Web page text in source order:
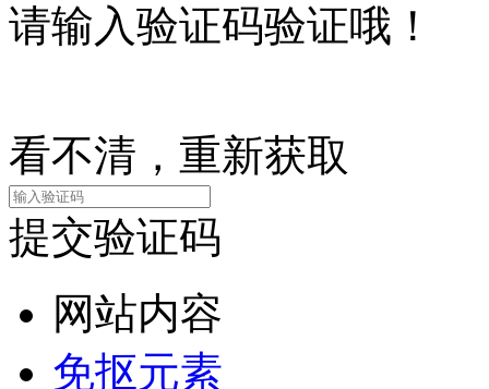
请输入验证码验证哦！
看不清，重新获取
提交验证码
网站内容
免抠元素